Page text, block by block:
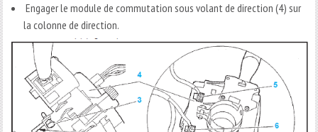
Engager le module de commutation sous volant de direction (4) sur
la colonne de direction.